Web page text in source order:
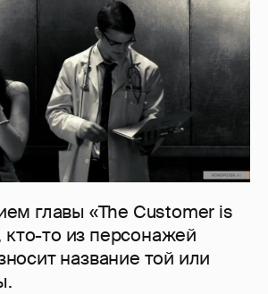
главы «The Customer is
кто-то из персонажей
название той или